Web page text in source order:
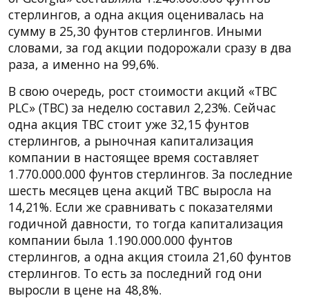
стерлингов, а одна акция оценивалась на
сумму в 25,30 фунтов стерлингов. Иными
словами, за год акции подорожали сразу в два
раза, а именно на 99,6%.
В свою очередь, рост стоимости акций «TBC
PLC» (TBC) за неделю составил 2,23%. Сейчас
одна акция TBC стоит уже 32,15 фунтов
стерлингов, а рыночная капитализация
компании в настоящее время составляет
1.770.000.000 фунтов стерлингов. За последние
шесть месяцев цена акций TBC выросла на
14,21%. Если же сравнивать с показателями
годичной давности, то тогда капитализация
компании была 1.190.000.000 фунтов
стерлингов, а одна акция стоила 21,60 фунтов
стерлингов. То есть за последний год они
выросли в цене на 48,8%.